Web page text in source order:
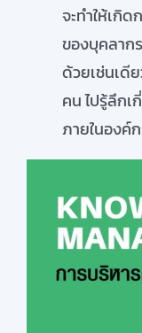
จะทำให้เกิ
ของบุคลาก
ด้วยเช่นเดี
คน ไปรู้ลึกเ
ภายในองค์